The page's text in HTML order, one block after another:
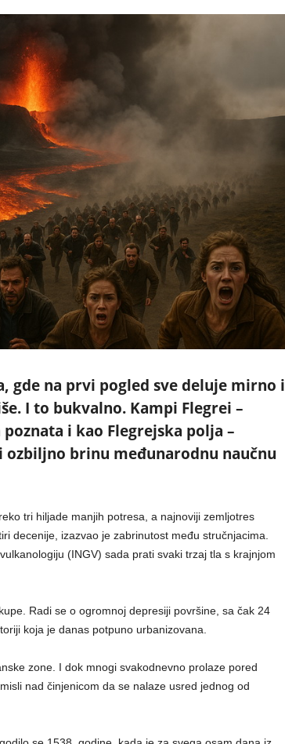
gde na prvi pogled sve deluje mirno i
I to bukvalno. Kampi Flegrei –
i kao Flegrejska polja –
ozbiljno brinu međunarodnu naučnu
tri hiljade manjih potresa, a najnoviji zemljotres
decenije, izazvao je zabrinutost među stručnjacima.
(INGV) sada prati svaki trzaj tla s krajnjom
Radi se o ogromnoj depresiji površine, sa čak 24
koja je danas potpuno urbanizovana.
zone. I dok mnogi svakodnevno prolaze pored
nad činjenicom da se nalaze usred jednog od